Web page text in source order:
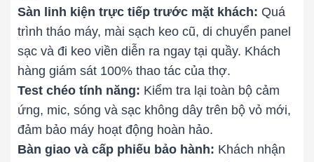
Sàn linh kiện trực tiếp trước mặt khách: Quá
trình tháo máy, mài sạch keo cũ, di chuyển panel
sạc và đi keo viền diễn ra ngay tại quầy. Khách
hàng giám sát 100% thao tác của thợ.
Test chéo tính năng: Kiểm tra lại toàn bộ cảm
ứng, mic, sóng và sạc không dây trên bộ vỏ mới,
đảm bảo máy hoạt động hoàn hảo.
Bàn giao và cấp phiếu bảo hành: Khách nhận